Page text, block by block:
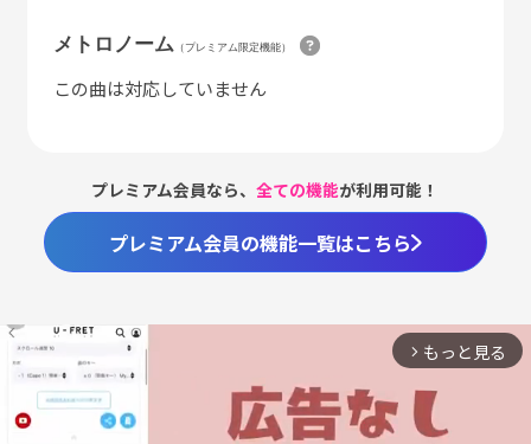
メトロノーム （プレミアム限定機能）
この曲は対応していません
プレミアム会員なら、全ての機能が利用可能！
プレミアム会員の機能一覧はこちら
arrow_forward_ios もっと見る